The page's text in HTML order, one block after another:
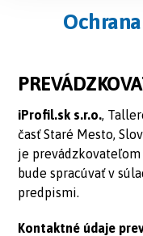
iProfil.sk s.r.o.,
časť Staré Mesto,
je
bude spracúvať v
predpismi.
Kontaktné údaje